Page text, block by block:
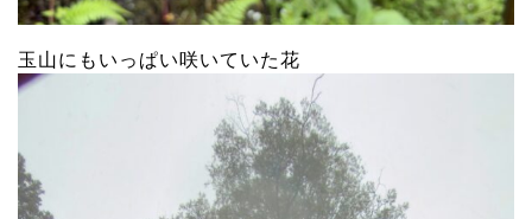
玉山にもいっぱい咲いていた花